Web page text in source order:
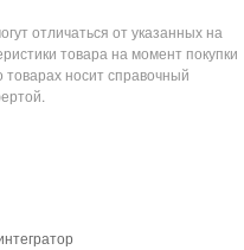
отличаться от указанных на
товара на момент покупки
носит справочный